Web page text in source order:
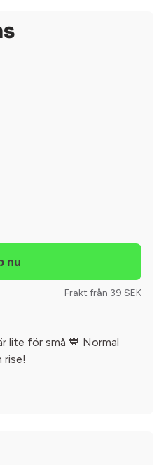
Frakt från 39 SEK
lite för små 💙 Normal
rise!